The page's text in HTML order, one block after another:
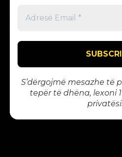
S’dërgojmë mesazhe të
tepër të dhëna, lexoni 1